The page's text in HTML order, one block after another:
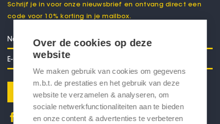
Schrijf je in voor onze nieuwsbrief en ontvang direct een
code voor 10% korting in je mailbox.
Verstuur
Over de cookies op deze
website
We maken gebruik van cookies om gegevens
m.b.t. de prestaties en het gebruik van deze
website te verzamelen & analyseren, om
sociale netwerkfunctionaliteiten aan te bieden
en onze content & advertenties te verbeteren